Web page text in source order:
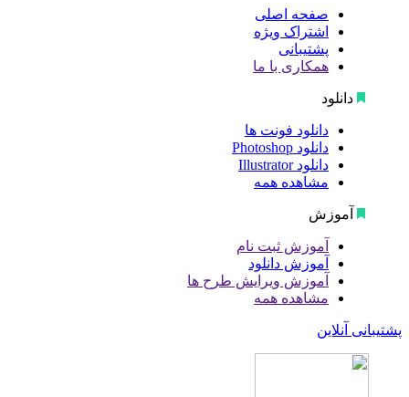
صفحه اصلی
اشتراک ویژه
پشتیبانی
همکاری با ما
دانلود
دانلود فونت ها
دانلود Photoshop
دانلود Illustrator
مشاهده همه
آموزش
آموزش ثبت نام
آموزش دانلود
آموزش ویرایش طرح ها
مشاهده همه
پشتیبانی آنلاین